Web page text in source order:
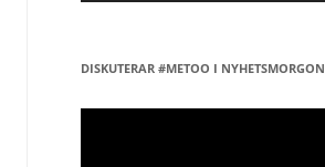
DISKUTERAR #METOO I NYHETSMORGON
Videospelare